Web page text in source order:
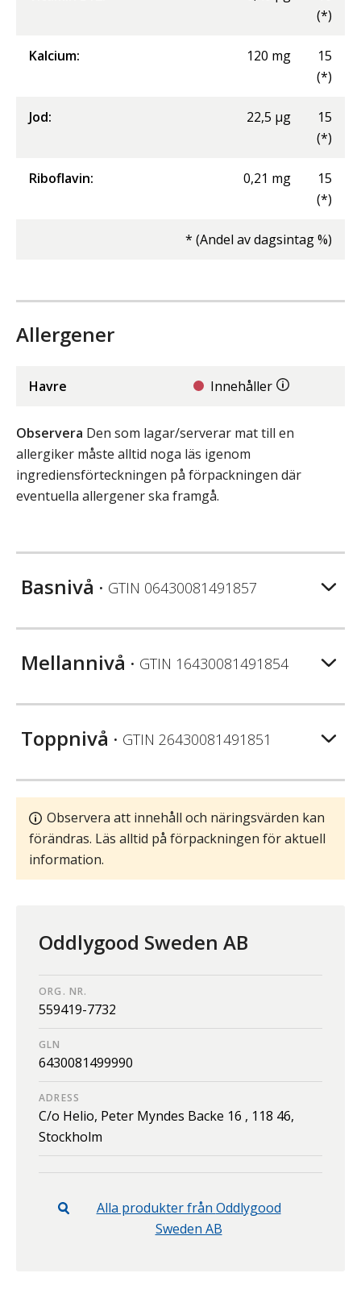
(*)
Kalcium: 120 mg
15
(*)
Jod: 22,5 µg
15
(*)
Riboflavin: 0,21 mg
15
(*)
* (Andel av dagsintag %)
Allergener
Havre Innehåller
Observera Den som lagar/serverar mat till en
allergiker måste alltid noga läs igenom
ingrediensförteckningen på förpackningen där
eventuella allergener ska framgå.
Basnivå • GTIN 06430081491857
Mellannivå • GTIN 16430081491854
Toppnivå • GTIN 26430081491851
Observera att innehåll och näringsvärden kan
förändras. Läs alltid på förpackningen för aktuell
information.
Oddlygood Sweden AB
ORG. NR.
559419-7732
GLN
6430081499990
ADRESS
C/o Helio, Peter Myndes Backe 16 , 118 46,
Stockholm
Alla produkter från Oddlygood
Sweden AB